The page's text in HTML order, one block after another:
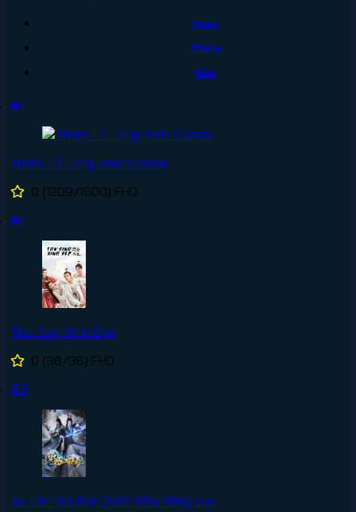
Ngày
Tháng
Năm
#1
Thám Tử Lừng Danh Conan
0 (1209/1500) FHD
#2
Thư Sinh Xinh Đẹp
0 (36/36) FHD
#3
Tu Tiên Giả Đại Chiến Siêu Năng Lực